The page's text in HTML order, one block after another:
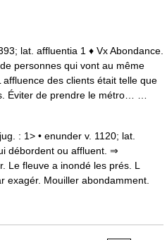
lat. affluentia 1 ♦ Vx Abondance.
personnes qui vont au même
des clients était telle que
Éviter de prendre le métro… …
: 1> • enunder v. 1120; lat.
débordent ou affluent. ⇒
Le fleuve a inondé les prés. L
exagér. Mouiller abondamment.